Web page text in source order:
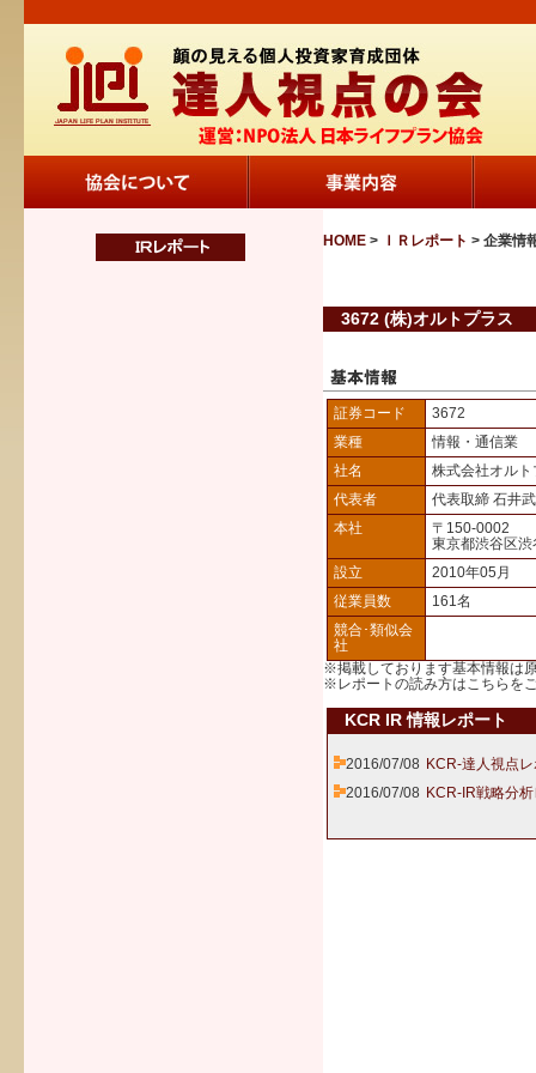
HOME > ＩＲレポート > 企業情
3672 (株)オルトプラス
証券コード
3672
業種
情報・通信業
社名
株式会社オル
代表者
代表取締 石井武
本社
〒150-0002
東京都渋谷区
設立
2010年05月
従業員数
161名
競合･類似会
社
※掲載しております基本情報は
※レポートの読み方はこちら を
KCR IR 情報レポート
2016/07/08 KCR-達人視点
2016/07/08 KCR-IR戦略分